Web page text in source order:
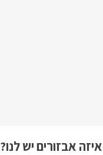
איזה אבזורים יש לנו?